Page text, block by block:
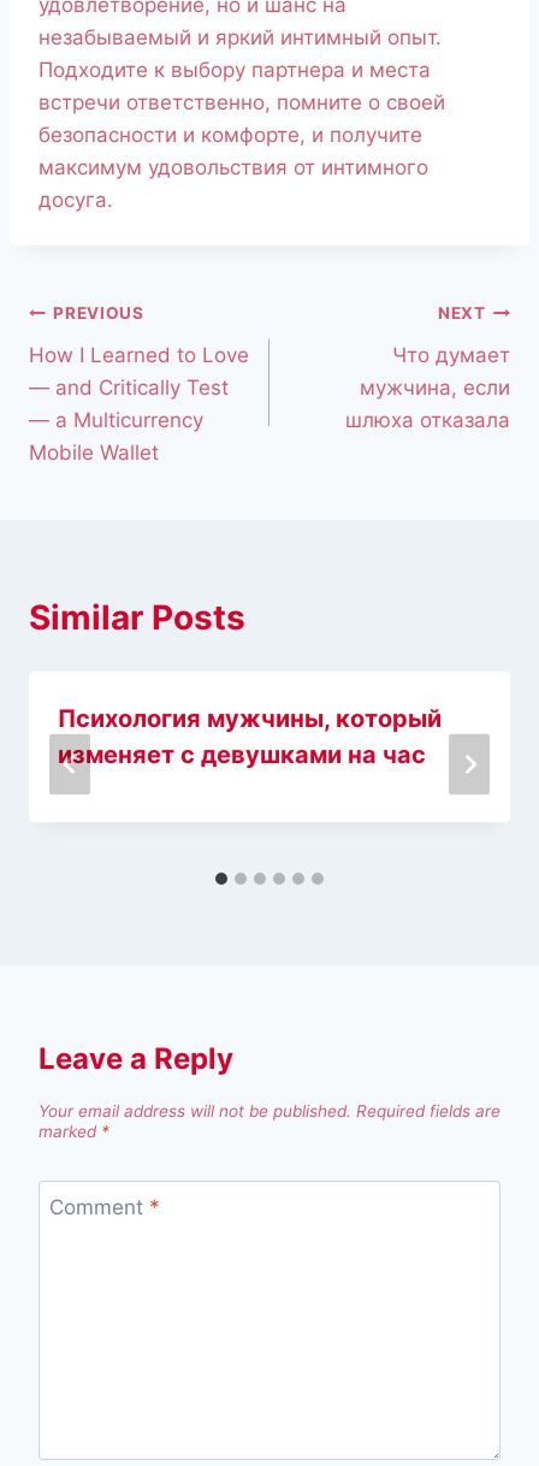
незабываемый и яркий интимный опыт.
Подходите к выбору партнера и места
встречи ответственно, помните о своей
безопасности и комфорте, и получите
максимум удовольствия от интимного
досуга.
PREVIOUS
How I Learned to Love
— and Critically Test
— a Multicurrency
Mobile Wallet
NEXT
Что думает
мужчина, если
шлюха отказала
Similar Posts
Психология мужчины, который
изменяет с девушками на час
Leave a Reply
Your email address will not be published. Required fields are
marked *
Comment *